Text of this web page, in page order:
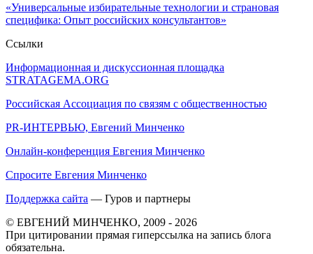
«Универсальные избирательные технологии и страновая
специфика: Опыт российских консультантов»
Ссылки
Информационная и дискуссионная площадка
STRATAGEMA.ORG
Российская Ассоциация по связям с общественностью
PR-ИНТЕРВЬЮ, Евгений Минченко
Онлайн-конференция Евгения Минченко
Спросите Евгения Минченко
Поддержка сайта — Гуров и партнеры
© ЕВГЕНИЙ МИНЧЕНКО, 2009 - 2026
При цитировании прямая гиперссылка на запись блога
обязательна.